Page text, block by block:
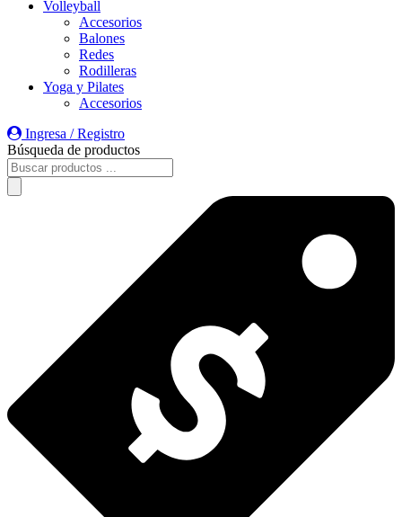
Volleyball
Accesorios
Balones
Redes
Rodilleras
Yoga y Pilates
Accesorios
Ingresa / Registro
Búsqueda de productos